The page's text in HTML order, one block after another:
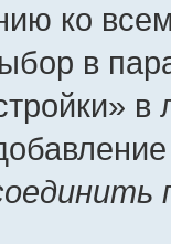
ко
в